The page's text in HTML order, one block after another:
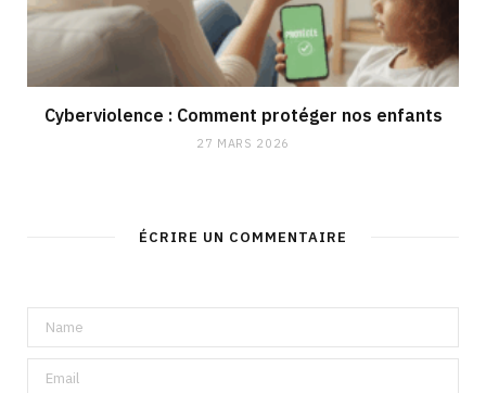
Cyberviolence : Comment protéger nos enfants
27 MARS 2026
ÉCRIRE UN COMMENTAIRE